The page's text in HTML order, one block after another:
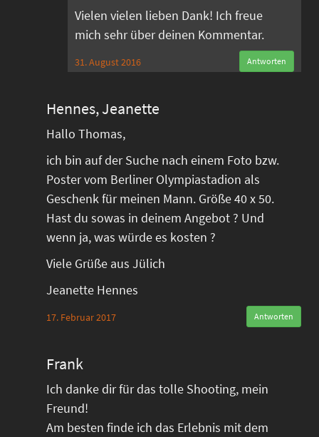
Vielen vielen lieben Dank! Ich freue
mich sehr über deinen Kommentar.
31. August 2016 Antworten
Hennes, Jeanette
Hallo Thomas,
ich bin auf der Suche nach einem Foto bzw.
Poster vom Berliner Olympiastadion als
Geschenk für meinen Mann. Größe 40 x 50.
Hast du sowas in deinem Angebot ? Und
wenn ja, was würde es kosten ?
Viele Grüße aus Jülich
Jeanette Hennes
17. Februar 2017 Antworten
Frank
Ich danke dir für das tolle Shooting, mein
Freund!
Am besten finde ich das Erlebnis mit dem